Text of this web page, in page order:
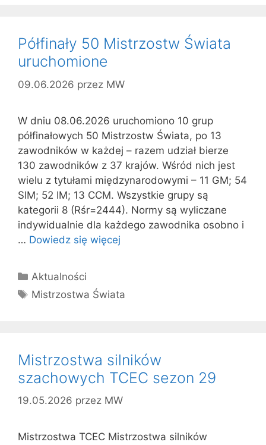
Półfinały 50 Mistrzostw Świata
uruchomione
09.06.2026 przez MW
W dniu 08.06.2026 uruchomiono 10 grup
półfinałowych 50 Mistrzostw Świata, po 13
zawodników w każdej – razem udział bierze
130 zawodników z 37 krajów. Wśród nich jest
wielu z tytułami międzynarodowymi – 11 GM; 54
SIM; 52 IM; 13 CCM. Wszystkie grupy są
kategorii 8 (Rśr=2444). Normy są wyliczane
indywidualnie dla każdego zawodnika osobno i
… Dowiedz się więcej
Kategorie
Aktualności
Tagi
Mistrzostwa Świata
Mistrzostwa silników
szachowych TCEC sezon 29
19.05.2026 przez MW
Mistrzostwa TCEC Mistrzostwa silników